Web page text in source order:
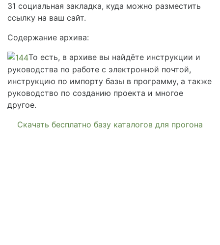
31 социальная закладка, куда можно разместить
ссылку на ваш сайт.
Содержание архива:
То есть, в архиве вы найдёте инструкции и
руководства по работе с электронной почтой,
инструкцию по импорту базы в программу, а также
руководство по созданию проекта и многое
другое.
Скачать бесплатно базу каталогов для прогона